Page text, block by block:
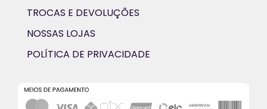
TROCAS E DEVOLUÇÕES
NOSSAS LOJAS
POLÍTICA DE PRIVACIDADE